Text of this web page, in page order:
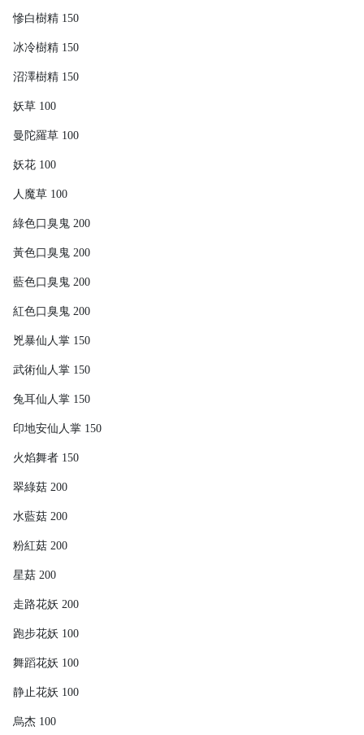
慘白樹精 150
冰冷樹精 150
沼澤樹精 150
妖草 100
曼陀羅草 100
妖花 100
人魔草 100
綠色口臭鬼 200
黃色口臭鬼 200
藍色口臭鬼 200
紅色口臭鬼 200
兇暴仙人掌 150
武術仙人掌 150
兔耳仙人掌 150
印地安仙人掌 150
火焰舞者 150
翠綠菇 200
水藍菇 200
粉紅菇 200
星菇 200
走路花妖 200
跑步花妖 100
舞蹈花妖 100
静止花妖 100
烏杰 100